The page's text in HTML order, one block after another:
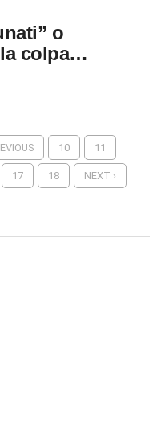
o
colpa…
10 11
17 18 NEXT ›